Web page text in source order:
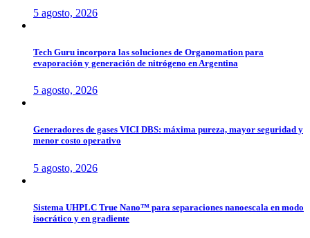
5 agosto, 2026
Tech Guru incorpora las soluciones de Organomation para
evaporación y generación de nitrógeno en Argentina
5 agosto, 2026
Generadores de gases VICI DBS: máxima pureza, mayor seguridad y
menor costo operativo
5 agosto, 2026
Sistema UHPLC True Nano™ para separaciones nanoescala en modo
isocrático y en gradiente